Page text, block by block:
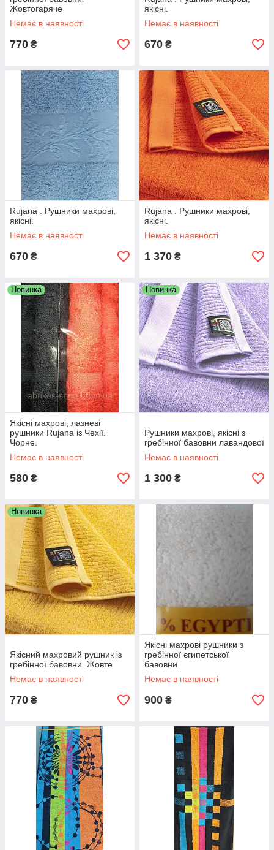
Жовтогаряче
Немає в наявності
770 ₴
якісні.
Немає в наявності
670 ₴
Rujana . Рушники махрові,
якісні.
Немає в наявності
670 ₴
Rujana . Рушники махрові,
якісні.
Немає в наявності
1 370 ₴
Новинка
Якісні махрові, лазневі
рушники Rujana із Чехії.
Чорне.
Немає в наявності
580 ₴
Новинка
Рушники махрові, якісні з
гребінної бавовни лавандової
Немає в наявності
1 300 ₴
Новинка
Якісний махровий рушник із
гребінної бавовни. Жовте
Немає в наявності
770 ₴
Якісні махрові рушники з
гребінної єгипетської
бавовни.
Немає в наявності
900 ₴